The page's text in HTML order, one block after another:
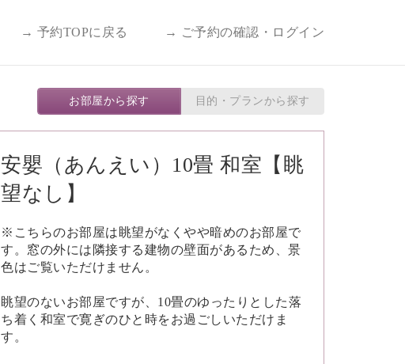
→ 予約TOPに戻る → ご予約の確認・ログイン
お部屋から探す 目的・プランから探す
安嬰（あんえい）10畳 和室【眺
望なし】
※こちらのお部屋は眺望がなくやや暗めのお部屋で
す。窓の外には隣接する建物の壁面があるため、景
色はご覧いただけません。
眺望のないお部屋ですが、10畳のゆったりとした落
ち着く和室で寛ぎのひと時をお過ごしいただけま
す。